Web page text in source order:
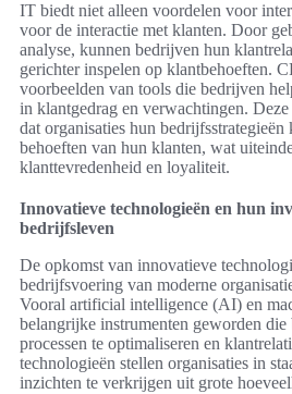
IT biedt niet alleen voordelen voor
voor de interactie met klanten. Door
analyse, kunnen bedrijven hun
gerichter inspelen op klantbehoeften.
voorbeelden van tools die bedrijven
in klantgedrag en verwachtingen.
dat organisaties hun
behoeften van hun klanten, wat
klanttevredenheid en loyaliteit.
Innovatieve technologieën en hun
bedrijfsleven
De opkomst van innovatieve
bedrijfsvoering van moderne
Vooral artificial intelligence (AI) en
belangrijke instrumenten geworden
processen te optimaliseren en
technologieën stellen organisaties in
inzichten te verkrijgen uit grote